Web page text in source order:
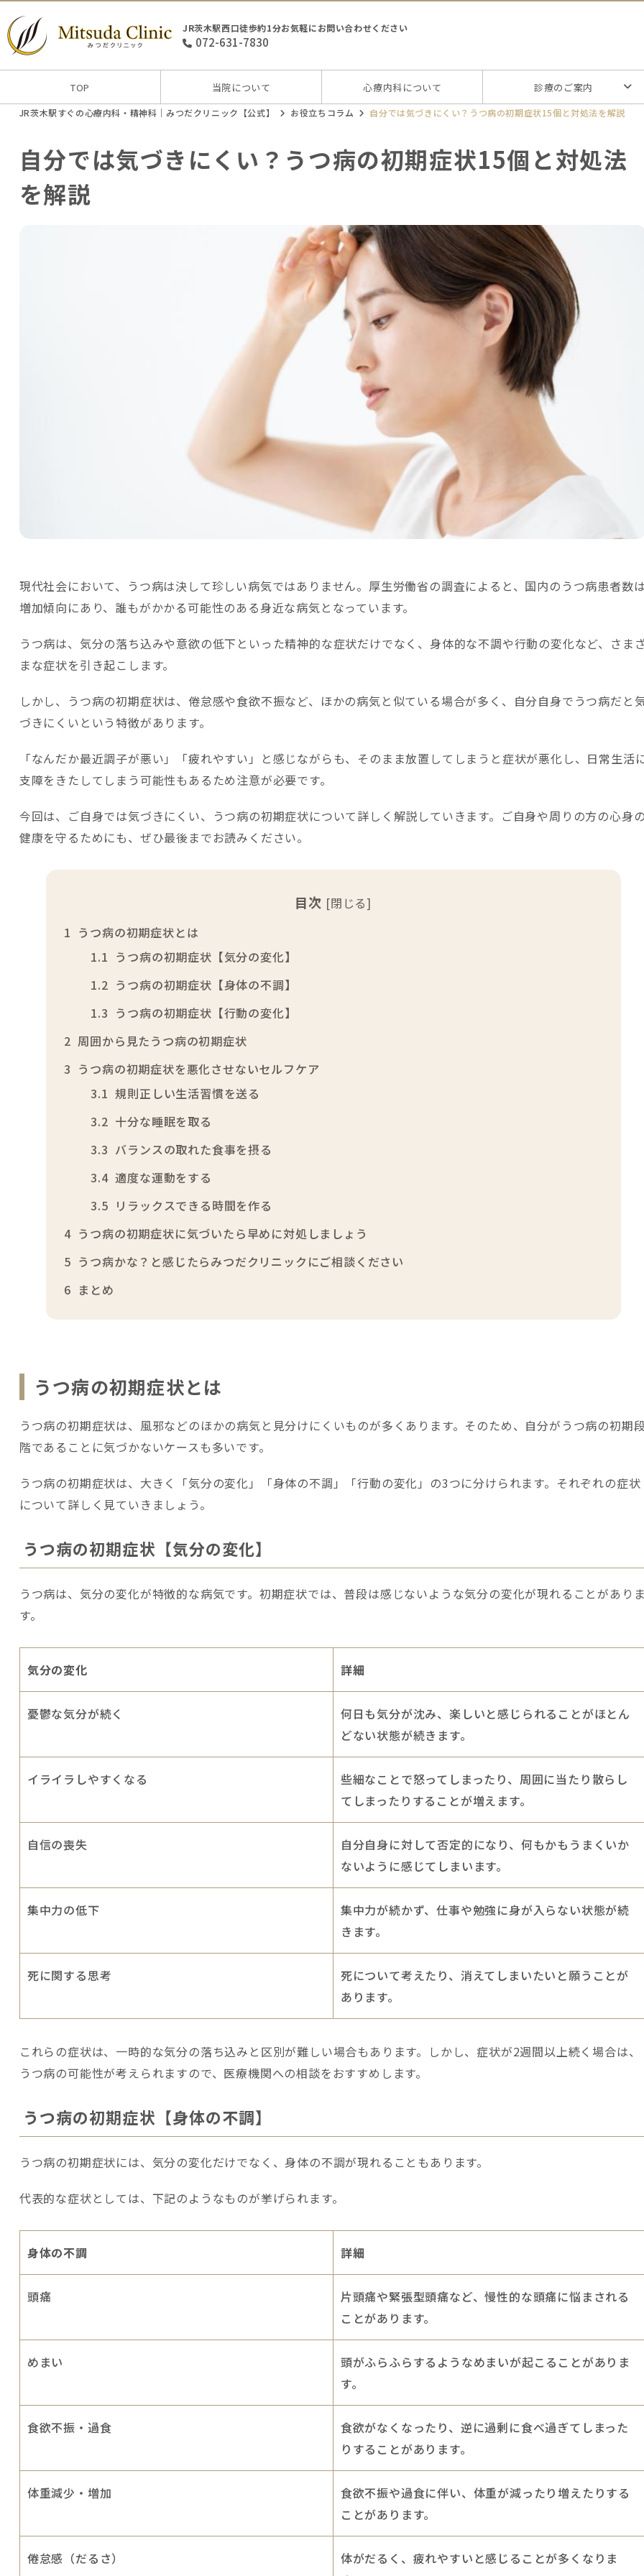
JR茨木駅西口徒歩約1分お気軽にお問い合わせください
072-631-7830
TOP 当院について 心療内科について 診療のご案内
JR茨木駅すぐの心療内科・精神科｜みつだクリニック【公式】 お役立ちコラム 自分では気づきにくい？うつ病の初期症状15個と対処法を解説
自分では気づきにくい？うつ病の初期症状15個と対処法
を解説
現代社会において、うつ病は決して珍しい病気ではありません。厚生労働省の調査によると、国内のうつ病患者数は
増加傾向にあり、誰もがかかる可能性のある身近な病気となっています。
うつ病は、気分の落ち込みや意欲の低下といった精神的な症状だけでなく、身体的な不調や行動の変化など、さま
まな症状を引き起こします。
しかし、うつ病の初期症状は、倦怠感や食欲不振など、ほかの病気と似ている場合が多く、自分自身でうつ病だと
づきにくいという特徴があります。
「なんだか最近調子が悪い」「疲れやすい」と感じながらも、そのまま放置してしまうと症状が悪化し、日常生活
支障をきたしてしまう可能性もあるため注意が必要です。
今回は、ご自身では気づきにくい、うつ病の初期症状について詳しく解説していきます。ご自身や周りの方の心身の
健康を守るためにも、ぜひ最後までお読みください。
目次 [閉じる]
1 うつ病の初期症状とは
1.1 うつ病の初期症状【気分の変化】
1.2 うつ病の初期症状【身体の不調】
1.3 うつ病の初期症状【行動の変化】
2 周囲から見たうつ病の初期症状
3 うつ病の初期症状を悪化させないセルフケア
3.1 規則正しい生活習慣を送る
3.2 十分な睡眠を取る
3.3 バランスの取れた食事を摂る
3.4 適度な運動をする
3.5 リラックスできる時間を作る
4 うつ病の初期症状に気づいたら早めに対処しましょう
5 うつ病かな？と感じたらみつだクリニックにご相談ください
6 まとめ
うつ病の初期症状とは
うつ病の初期症状は、風邪などのほかの病気と見分けにくいものが多くあります。そのため、自分がうつ病の初期段
階であることに気づかないケースも多いです。
うつ病の初期症状は、大きく「気分の変化」「身体の不調」「行動の変化」の3つに分けられます。それぞれの症状
について詳しく見ていきましょう。
うつ病の初期症状【気分の変化】
うつ病は、気分の変化が特徴的な病気です。初期症状では、普段は感じないような気分の変化が現れることがありま
す。
気分の変化 詳細
憂鬱な気分が続く
何日も気分が沈み、楽しいと感じられることがほとん
どない状態が続きます。
イライラしやすくなる
些細なことで怒ってしまったり、周囲に当たり散らし
てしまったりすることが増えます。
自信の喪失
自分自身に対して否定的になり、何もかもうまくいか
ないように感じてしまいます。
集中力の低下
集中力が続かず、仕事や勉強に身が入らない状態が続
きます。
死に関する思考
死について考えたり、消えてしまいたいと願うことが
あります。
これらの症状は、一時的な気分の落ち込みと区別が難しい場合もあります。しかし、症状が2週間以上続く場合は、
うつ病の可能性が考えられますので、医療機関への相談をおすすめします。
うつ病の初期症状【身体の不調】
うつ病の初期症状には、気分の変化だけでなく、身体の不調が現れることもあります。
代表的な症状としては、下記のようなものが挙げられます。
身体の不調 詳細
頭痛
片頭痛や緊張型頭痛など、慢性的な頭痛に悩まされる
ことがあります。
めまい
頭がふらふらするようなめまいが起こることがありま
す。
食欲不振・過食
食欲がなくなったり、逆に過剰に食べ過ぎてしまった
りすることがあります。
体重減少・増加
食欲不振や過食に伴い、体重が減ったり増えたりする
ことがあります。
倦怠感（だるさ）
体がだるく、疲れやすいと感じることが多くなりま